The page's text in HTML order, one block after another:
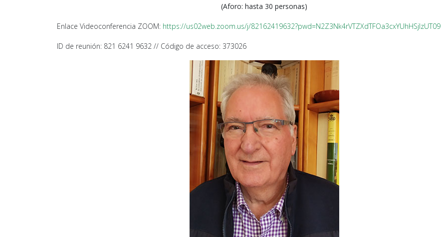
(Aforo: hasta 30 personas)
Enlace Videoconferencia ZOOM: https://us02web.zoom.us/j/82162419632?pwd=N2Z3Nk4rVTZXdTFOa3cxYUhHSjlzUT09
ID de reunión: 821 6241 9632 // Código de acceso: 373026